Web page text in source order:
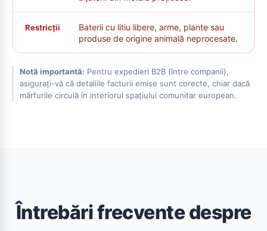
Restricții
Baterii cu litiu libere, arme, plante sau
produse de origine animală neprocesate.
Notă importantă: Pentru expedieri B2B (între companii),
asigurați-vă că detaliile facturii emise sunt corecte, chiar dacă
mărfurile circulă în interiorul spațiului comunitar european.
Întrebări frecvente despre